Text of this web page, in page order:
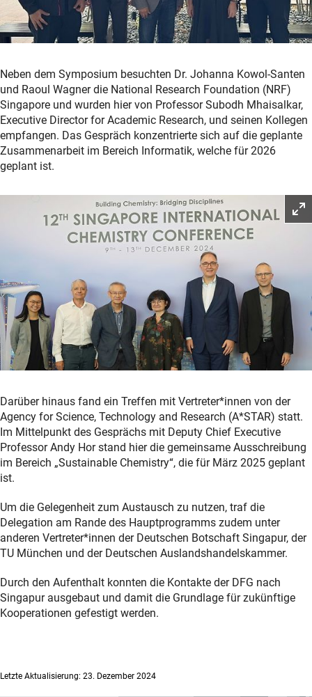
Neben dem Symposium besuchten Dr. Johanna Kowol-Santen
und Raoul Wagner die National Research Foundation (NRF)
Singapore und wurden hier von Professor Subodh Mhaisalkar,
Executive Director for Academic Research, und seinen Kollegen
empfangen. Das Gespräch konzentrierte sich auf die geplante
Zusammenarbeit im Bereich Informatik, welche für 2026
geplant ist.
Darüber hinaus fand ein Treffen mit Vertreter*innen von der
Agency for Science, Technology and Research (A*STAR) statt.
Im Mittelpunkt des Gesprächs mit Deputy Chief Executive
Professor Andy Hor stand hier die gemeinsame Ausschreibung
im Bereich „Sustainable Chemistry“, die für März 2025 geplant
ist.
Um die Gelegenheit zum Austausch zu nutzen, traf die
Delegation am Rande des Hauptprogramms zudem unter
anderen Vertreter*innen der Deutschen Botschaft Singapur, der
TU München und der Deutschen Auslandshandelskammer.
Durch den Aufenthalt konnten die Kontakte der DFG nach
Singapur ausgebaut und damit die Grundlage für zukünftige
Kooperationen gefestigt werden.
Letzte Aktualisierung: 23. Dezember 2024